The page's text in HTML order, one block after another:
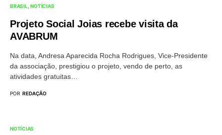
BRASIL NOTÍCIAS
Projeto Social Joias recebe visita da
AVABRUM
Na data, Andresa Aparecida Rocha Rodrigues, Vice-Presidente
da associação, prestigiou o projeto, vendo de perto, as
atividades gratuitas…
POR REDAÇÃO
NOTÍCIAS